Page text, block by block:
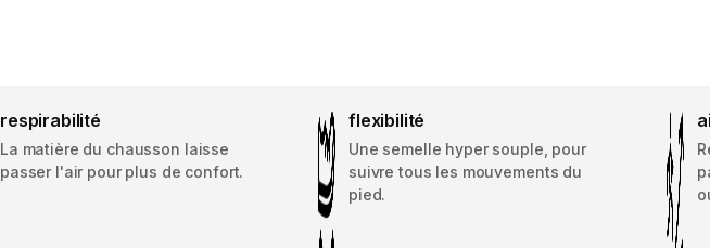
respirabilité
La matière du chausson laisse
passer l'air pour plus de confort.
flexibilité
Une semelle hyper souple, pour
suivre tous les mouvements du
pied.